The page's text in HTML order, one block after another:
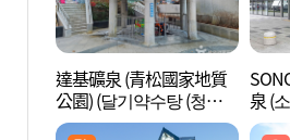
達基礦泉 (青松國家地質
公園) (달기약수탕 (청송
국가지질공원))
泉 (